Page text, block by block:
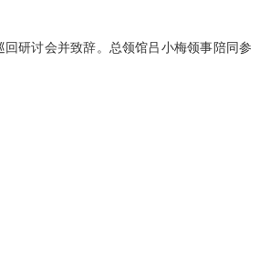
研讨会并致辞。总领馆吕小梅领事陪同参